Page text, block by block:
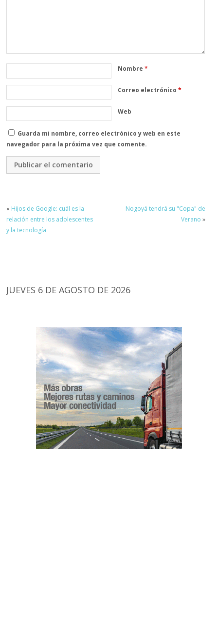
Nombre*
Correo electrónico*
Web
Guarda mi nombre, correo electrónico y web en este
navegador para la próxima vez que comente.
« Hijos de Google: cuál es la
relación entre los adolescentes
y la tecnología
Nogoyá tendrá su "Copa" de
Verano »
JUEVES 6 DE AGOSTO DE 2026